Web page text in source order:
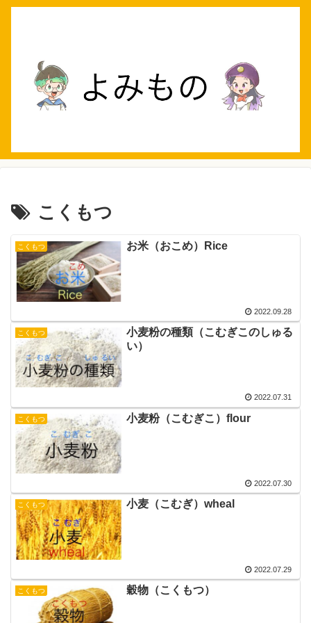
こくもつ
こくもつ お米（おこめ）Rice
2022.09.28
こくもつ
小麦粉の種類（こむぎこのしゅる
い）
2022.07.31
こくもつ 小麦粉（こむぎこ）flour
2022.07.30
こくもつ 小麦（こむぎ）wheal
2022.07.29
こくもつ 穀物（こくもつ）